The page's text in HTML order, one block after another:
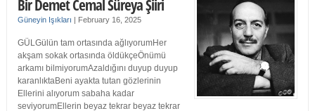
Bir Demet Cemal Süreya Şiiri
Güneyin Işıkları | February 16, 2025
GÜLGülün tam ortasında ağlıyorumHer
akşam sokak ortasında öldükçeÖnümü
arkamı bilmiyorumAzaldığını duyup duyup
karanlıktaBeni ayakta tutan gözlerinin
Ellerini alıyorum sabaha kadar
seviyorumEllerin beyaz tekrar beyaz tekrar